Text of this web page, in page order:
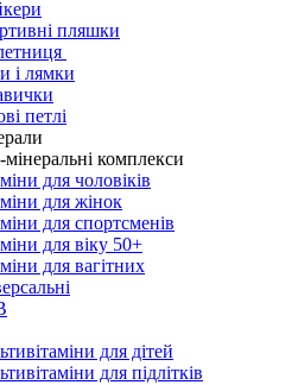
пляшки
і лямки
петлі
мінеральні комплекси
для чоловіків
для жінок
для спортсменів
для віку 50+
для вагітних
для дітей
для підлітків